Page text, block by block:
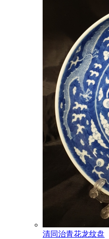
清同治青花龙纹盘